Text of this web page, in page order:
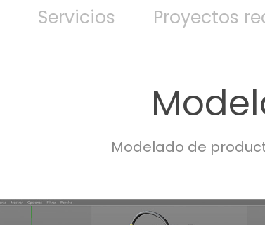
Servicios Proyectos
Modelado de